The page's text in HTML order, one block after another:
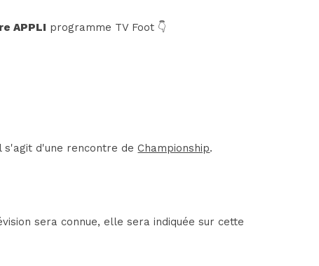
APPLI programme TV Foot 👇
s'agit d'une rencontre deChampionship.
sera connue, elle sera indiquée sur cette